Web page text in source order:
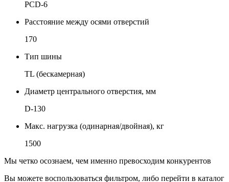
PCD-6
Расстояние между осями отверстий
170
Тип шины
TL (бескамерная)
Диаметр центрального отверстия, мм
D-130
Макс. нагрузка (одинарная/двойная), кг
1500
Мы четко осознаем, чем именно превосходим конкурентов
Вы можете воспользоваться фильтром, либо перейти в каталог